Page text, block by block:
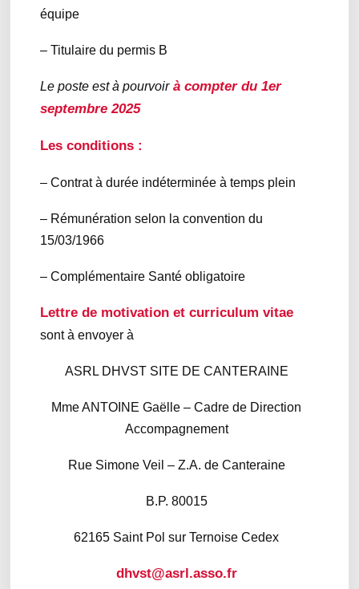
équipe
– Titulaire du permis B
Le poste est à pourvoirà compter du 1er
septembre 2025
Les conditions :
– Contrat à durée indéterminée à temps plein
– Rémunération selon la convention du
15/03/1966
– Complémentaire Santé obligatoire
Lettre de motivation et curriculum vitae
sont à envoyer à
ASRL DHVST SITE DE CANTERAINE
Mme ANTOINE Gaëlle – Cadre de Direction
Accompagnement
Rue Simone Veil – Z.A. de Canteraine
B.P. 80015
62165 Saint Pol sur Ternoise Cedex
dhvst@asrl.asso.fr